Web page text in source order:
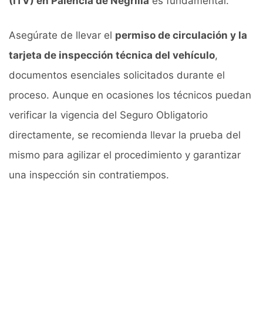
Asegúrate de llevar el permiso de circulación y la
tarjeta de inspección técnica del vehículo,
documentos esenciales solicitados durante el
proceso. Aunque en ocasiones los técnicos puedan
verificar la vigencia del Seguro Obligatorio
directamente, se recomienda llevar la prueba del
mismo para agilizar el procedimiento y garantizar
una inspección sin contratiempos.